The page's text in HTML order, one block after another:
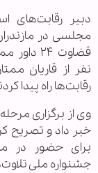
دبیر رقابت‌های
نفر از قاریان
رقابت‌ها راه پیدا
وی از برگزاری
برای حضور در
جشنواره ملی